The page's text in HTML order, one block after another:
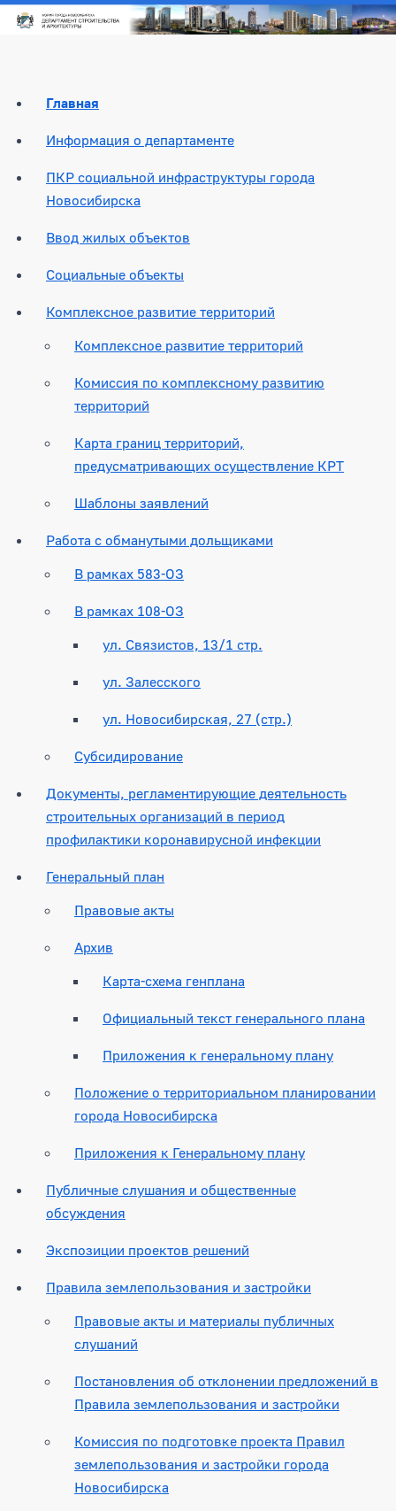
Главная
Информация о департаменте
ПКР социальной инфраструктуры города
Новосибирска
Ввод жилых объектов
Социальные объекты
Комплексное развитие территорий
Комплексное развитие территорий
Комиссия по комплексному развитию
территорий
Карта границ территорий,
предусматривающих осуществление КРТ
Шаблоны заявлений
Работа с обманутыми дольщиками
В рамках 583-ОЗ
В рамках 108-ОЗ
ул. Связистов, 13/1 стр.
ул. Залесского
ул. Новосибирская, 27 (стр.)
Субсидирование
Документы, регламентирующие деятельность
строительных организаций в период
профилактики коронавирусной инфекции
Генеральный план
Правовые акты
Архив
Карта-схема генплана
Официальный текст генерального плана
Приложения к генеральному плану
Положение о территориальном планировании
города Новосибирска
Приложения к Генеральному плану
Публичные слушания и общественные
обсуждения
Экспозиции проектов решений
Правила землепользования и застройки
Правовые акты и материалы публичных
слушаний
Постановления об отклонении предложений в
Правила землепользования и застройки
Комиссия по подготовке проекта Правил
землепользования и застройки города
Новосибирска